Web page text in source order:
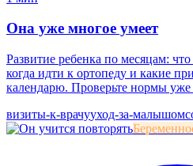
Она уже многое умеет
Развитие ребенка по месяцам:
когда идти к ортопеду и какие
календарю. Проверьте нормы уже
визиты-к-врачууход-за-малышом